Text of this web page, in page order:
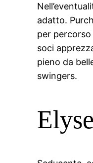
adatto.
per
soci
pieno da
swingers.